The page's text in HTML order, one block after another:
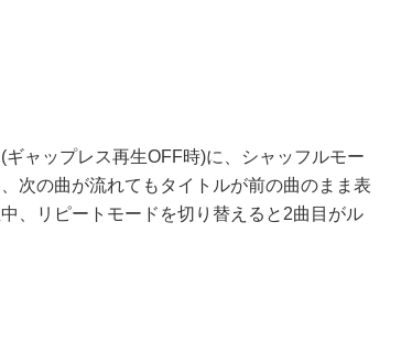
ャップレス再生OFF時)に、シャッフルモー
次の曲が流れてもタイトルが前の曲のまま表
、リピートモードを切り替えると2曲目がル